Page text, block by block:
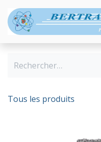
Se rendre au contenu
Tous les produits